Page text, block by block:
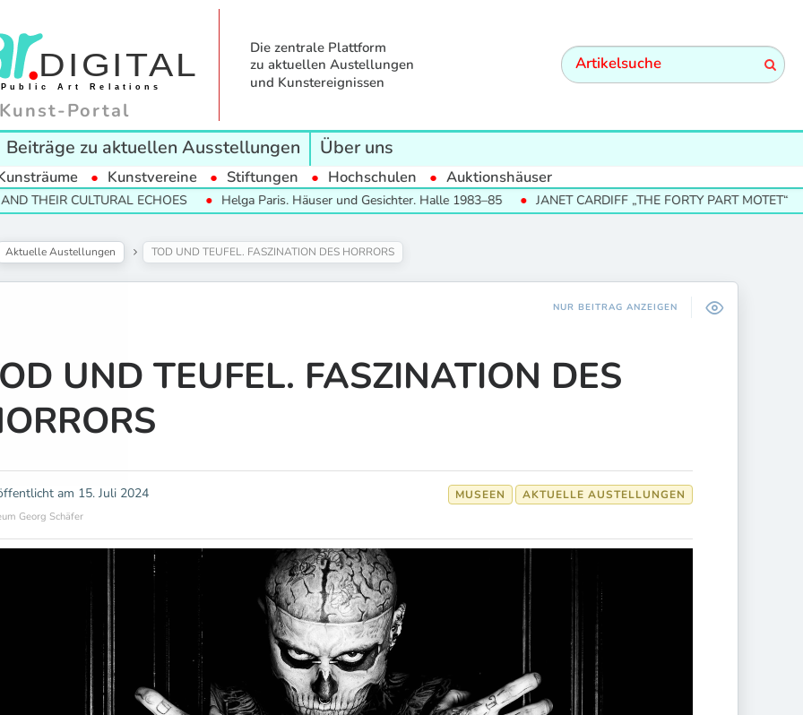
Portal
Die zentrale Plattform
zu aktuellen Austellungen
und Kunstereignissen
Beiträge zu aktuellen Ausstellungen Über uns
Kunstvereine Stiftungen Hochschulen Auktionshäuser
ECHOES Helga Paris. Häuser und Gesichter. Halle 1983–85 JANET CARDIFF „THE FORTY PART MOTET“
Aktuelle Austellungen TOD UND TEUFEL. FASZINATION DES HORRORS
NUR BEITRAG ANZEIGEN
UND TEUFEL. FASZINATION DES
am 15. Juli 2024 AKTUELLE AUSTELLUNGEN
MUSEEN
Georg Schäfer